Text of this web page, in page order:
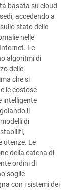
basata su cloud
accedendo a
stato delle
nelle
Le
algoritmi di
delle
che si
le costose
intelligente
il
di
utenze. Le
della catena di
ordini di
soglie
con i sistemi dei